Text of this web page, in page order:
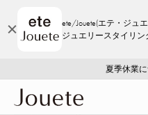
ete/Jouete(エテ・ジュ
ジュエリースタイリン
採
ご注文いただいたお
夏季休業
WEB採
ご注文いただいたお